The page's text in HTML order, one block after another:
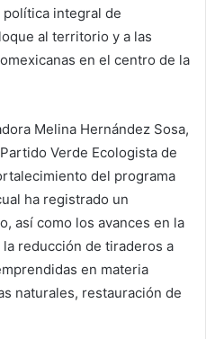
integral de
al territorio y a las
en el centro de la
Melina Hernández Sosa,
Verde Ecologista de
del programa
ha registrado un
así como los avances en la
reducción de tiraderos a
en materia
naturales, restauración de